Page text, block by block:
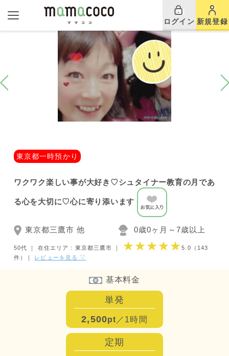
ログイン 新規登録
東京都一時預かり
ワクワク楽しい事が大好き♡シュタイナー教育の月であ
る心を大切に♡心に寄り添います
東京都三鷹市 他 0歳0ヶ月～7歳以上
50代 ｜ 在住エリア : 東京都三鷹市 ★★★★★5.0 （143
件）
レビューを見る ▽
基本料金
単発
2,500pt ／1時間
定期